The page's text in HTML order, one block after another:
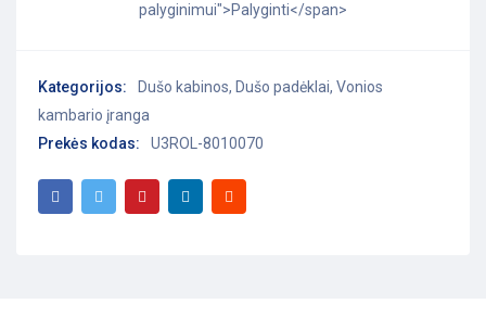
palyginimui">Palyginti</span>
Kategorijos: Dušo kabinos, Dušo padėklai, Vonios
kambario įranga
Prekės kodas:
U3ROL-8010070